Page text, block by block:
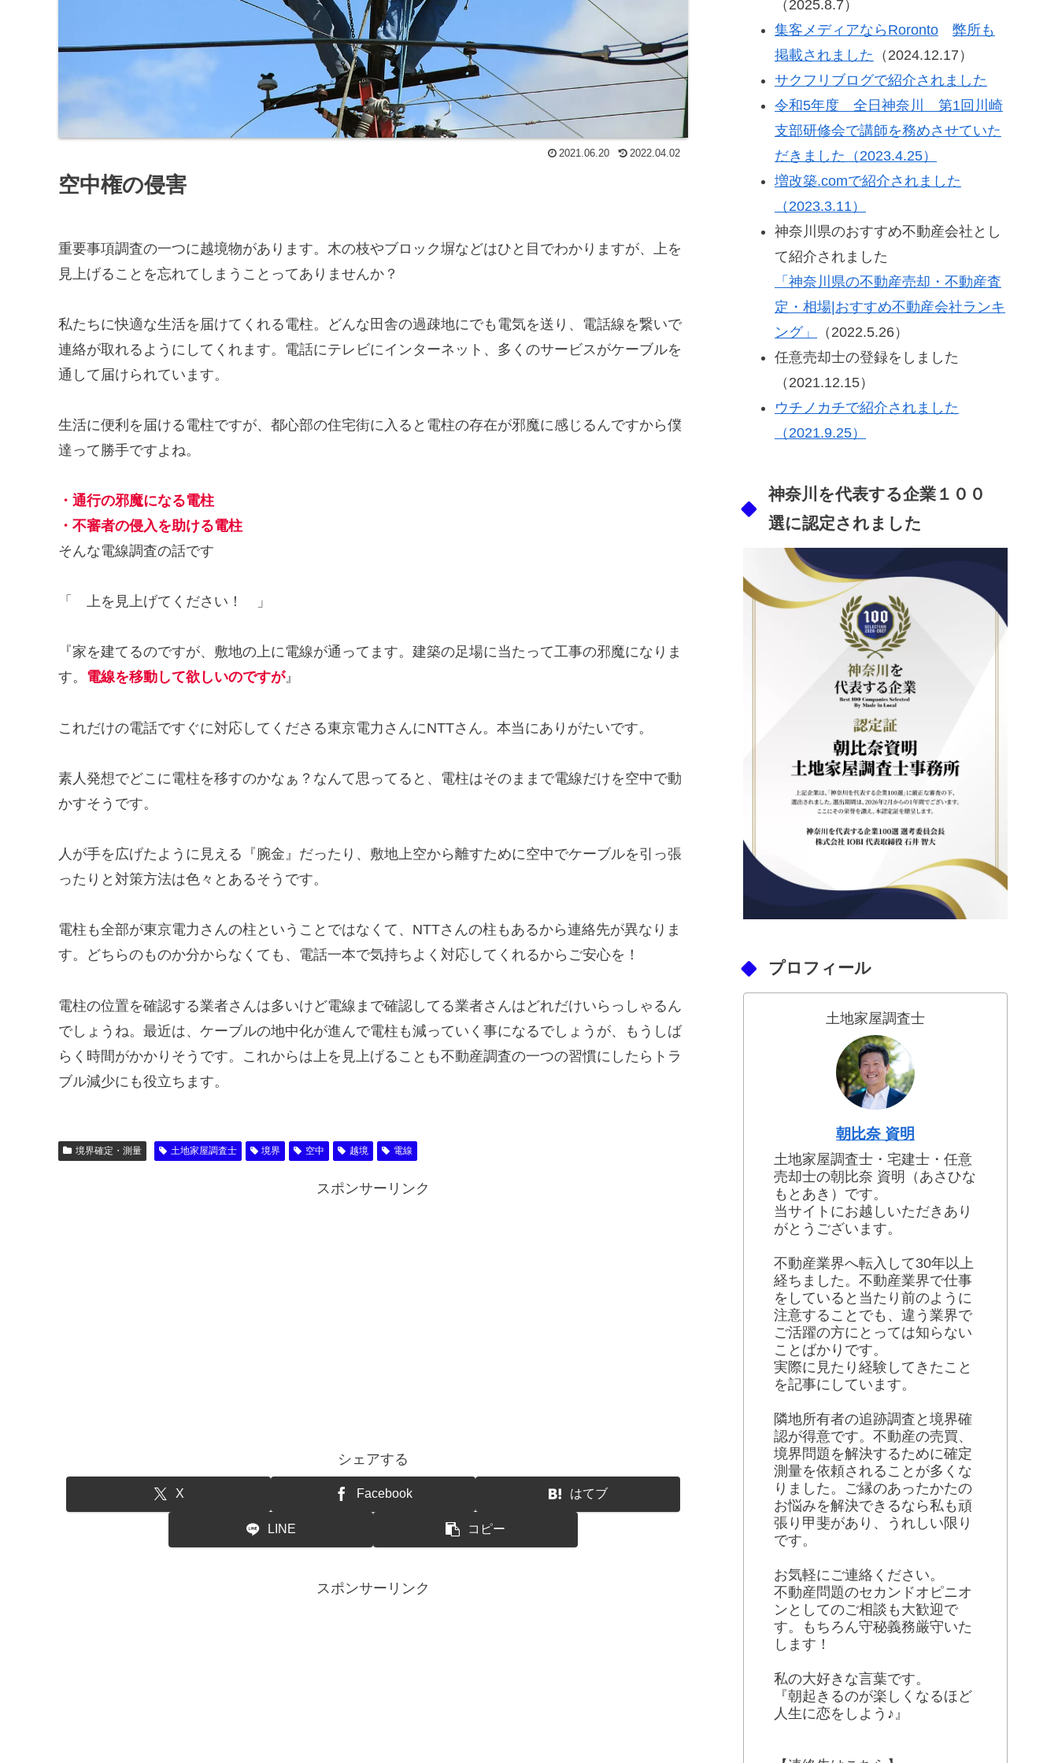
2021.06.20 2022.04.02
空中権の侵害
重要事項調査の一つに越境物があります。木の枝やブロック塀などはひと目でわかりますが、上を
見上げることを忘れてしまうことってありませんか？
私たちに快適な生活を届けてくれる電柱。どんな田舎の過疎地にでも電気を送り、電話線を繋いで
連絡が取れるようにしてくれます。電話にテレビにインターネット、多くのサービスがケーブルを
通して届けられています。
生活に便利を届ける電柱ですが、都心部の住宅街に入ると電柱の存在が邪魔に感じるんですから僕
達って勝手ですよね。
・通行の邪魔になる電柱
・不審者の侵入を助ける電柱
そんな電線調査の話です
「 上を見上げてください！ 」
『家を建てるのですが、敷地の上に電線が通ってます。建築の足場に当たって工事の邪魔になりま
す。 電線を移動して欲しいのですが』
これだけの電話ですぐに対応してくださる東京電力さんにNTTさん。本当にありがたいです。
素人発想でどこに電柱を移すのかなぁ？なんて思ってると、電柱はそのままで電線だけを空中で動
かすそうです。
人が手を広げたように見える『腕金』だったり、敷地上空から離すために空中でケーブルを引っ張
ったりと対策方法は色々とあるそうです。
電柱も全部が東京電力さんの柱ということではなくて、NTTさんの柱もあるから連絡先が異なりま
す。どちらのものか分からなくても、電話一本で気持ちよく対応してくれるからご安心を！
電柱の位置を確認する業者さんは多いけど電線まで確認してる業者さんはどれだけいらっしゃるん
でしょうね。最近は、ケーブルの地中化が進んで電柱も減っていく事になるでしょうが、もうしば
らく時間がかかりそうです。これからは上を見上げることも不動産調査の一つの習慣にしたらトラ
ブル減少にも役立ちます。
境界確定・測量 土地家屋調査士 境界 空中 越境 電線
スポンサーリンク
シェアする
X Facebook はてブ
LINE コピー
スポンサーリンク
（2025.8.7）
集客メディアならRoronto
弊所も
掲載されました （2024.12.17）
サクフリブログで紹介されました
令和5年度 全日神奈川 第1回川崎
支部研修会で講師を務めさせていた
だきました（2023.4.25）
増改築.comで紹介されました
（2023.3.11）
神奈川県のおすすめ不動産会社とし
て紹介されました
「神奈川県の不動産売却・不動産査
定・相場|おすすめ不動産会社ランキ
ング」
（2022.5.26）
任意売却士の登録をしました
（2021.12.15）
ウチノカチで紹介されました
（2021.9.25）
神奈川を代表する企業１００
選に認定されました
プロフィール
土地家屋調査士
朝比奈 資明
土地家屋調査士・宅建士・任意
売却士の朝比奈 資明（あさひな
もとあき）です。
当サイトにお越しいただきあり
がとうございます。
不動産業界へ転入して30年以上
経ちました。不動産業界で仕事
をしていると当たり前のように
注意することでも、違う業界で
ご活躍の方にとっては知らない
ことばかりです。
実際に見たり経験してきたこと
を記事にしています。
隣地所有者の追跡調査と境界確
認が得意です。不動産の売買、
境界問題を解決するために確定
測量を依頼されることが多くな
りました。ご縁のあったかたの
お悩みを解決できるなら私も頑
張り甲斐があり、うれしい限り
です。
お気軽にご連絡ください。
不動産問題のセカンドオピニオ
ンとしてのご相談も大歓迎で
す。もちろん守秘義務厳守いた
します！
私の大好きな言葉です。
『朝起きるのが楽しくなるほど
人生に恋をしよう♪』